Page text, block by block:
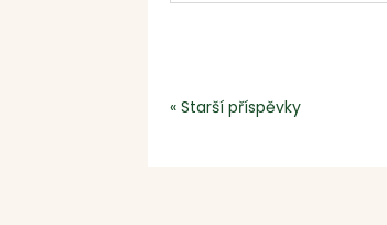
« Starší příspěvky